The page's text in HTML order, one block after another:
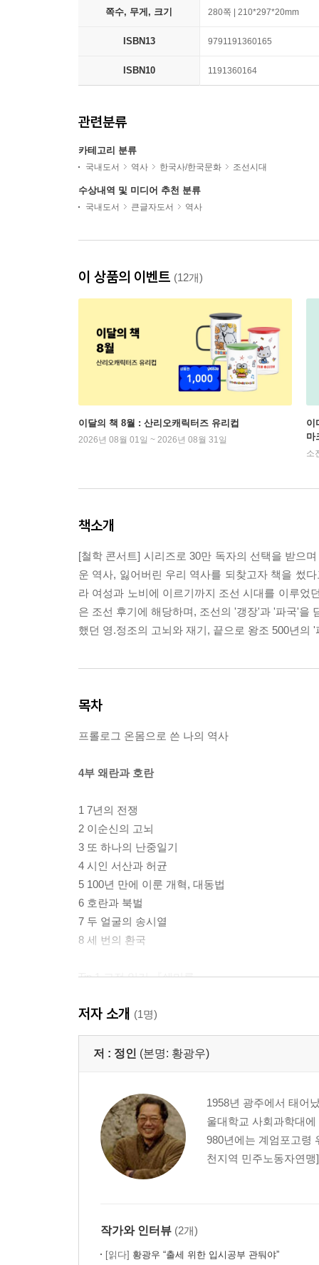
쪽수, 무게, 크기 280쪽 | 210*297*20mm
ISBN13 9791191360165
ISBN10 1191360164
관련분류
카테고리 분류
국내도서 역사 한국사/한국문화 조선시대
수상내역 및 미디어 추천 분류
국내도서 큰글자도서 역사
이 상품의 이벤트 (12개)
이달의 책 8월 : 산리오캐릭터즈 유리컵
2026년 08월 01일 ~ 2026년 08월 31일
이
마
소
책소개
[철학 콘서트] 시리즈로 30만 독자의 선택을 받으
운 역사, 잃어버린 우리 역사를 되찾고자 책을 썼
라 여성과 노비에 이르기까지 조선 시대를 이루었
은 조선 후기에 해당하며, 조선의 '갱장'과 '파국'을
했던 영.정조의 고뇌와 재기, 끝으로 왕조 500년의
목차
프롤로그 온몸으로 쓴 나의 역사
4부 왜란과 호란
1 7년의 전쟁
2 이순신의 고뇌
3 또 하나의 난중일기
4 시인 서산과 허균
5 100년 만에 이룬 개혁, 대동법
6 호란과 북벌
7 두 얼굴의 송시열
8 세 번의 환국
Tip 1 고전 읽기 『쇄미록』
Tip 3 조선의 3대 도적
5부 영조와 정조
2 재조在朝의 박문수, 재야在野의 이익
3 정조와 그의 사람들
4 화성, 실학의 총화
5 정약용, 시대는 그를 버렸으나 그는 시대를 버리
6 조선의 부자들
Tip 2 철학 하는 여성, 임윤지당
Tip 3 진경과 토착
저자 소개 (1명)
저 : 정인 (본명: 황광우)
1958년 광주에서 태어
울대학교 사회과학대
980년에는 계엄포고령
천지역 민주노동자연
작가와 인터뷰 (2개)
[읽다] 황광우 “출세 위한 입시공부 관둬야”